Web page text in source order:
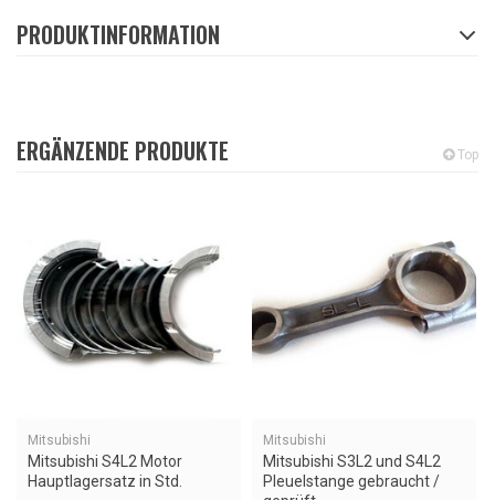
PRODUKTINFORMATION
ERGÄNZENDE PRODUKTE Top
Mitsubishi
Mitsubishi S4L2 Motor
Hauptlagersatz in Std.
Mitsubishi
Mitsubishi S3L2 und S4L2
Pleuelstange gebraucht /